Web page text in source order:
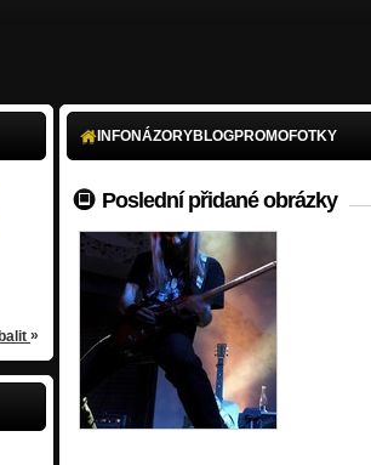
Juha
and the Gang
hard rock-metal /Besednice
»
INFONÁZORYBLOGPROMOFOTKY
Poslední přidané obrázky